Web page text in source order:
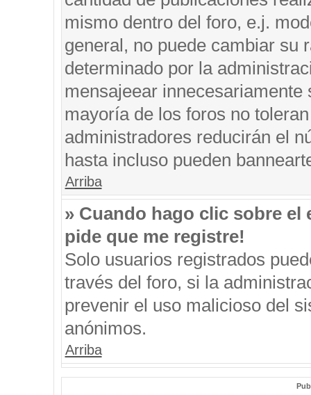
mismo dentro del foro, e.j.
general, no puede cambiar su
determinado por la
mensajeear
mayoría de los foros no
administradores reducirán el
hasta incluso pueden
Arriba
» Cuando hago clic sobre el
pide que me registre!
Solo usuarios registrados
través del foro, si la
prevenir el uso malicioso del
anónimos.
Arriba